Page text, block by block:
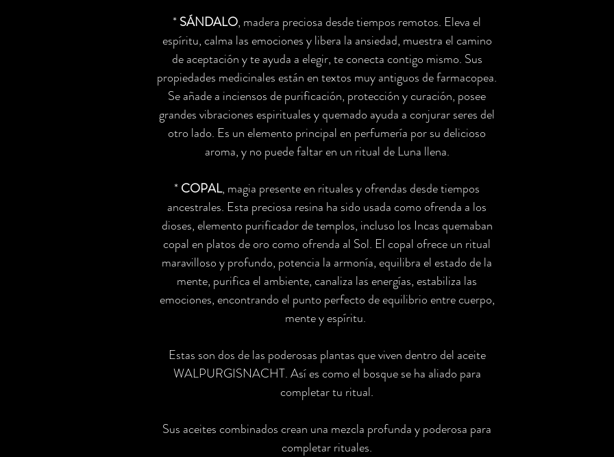
*SÁNDALO, madera preciosa desde tiempos remotos. Eleva el
espíritu, calma las emociones y libera la ansiedad, muestra el camino
de aceptación y te ayuda a elegir, te conecta contigo mismo. Sus
propiedades medicinales están en textos muy antiguos de farmacopea.
Se añade a inciensos de purificación, protección y curación, posee
grandes vibraciones espirituales y quemado ayuda a conjurar seres del
otro lado. Es un elemento principal en perfumería por su delicioso
aroma, y no puede faltar en un ritual de Luna llena.
*COPAL, magia presente en rituales y ofrendas desde tiempos
ancestrales. Esta preciosa resina ha sido usada como ofrenda a los
dioses, elemento purificador de templos, incluso los Incas quemaban
copal en platos de oro como ofrenda al Sol. El copal ofrece un ritual
maravilloso y profundo, potencia la armonía, equilibra el estado de la
mente, purifica el ambiente, canaliza las energías, estabiliza las
emociones, encontrando el punto perfecto de equilibrio entre cuerpo,
mente y espíritu.
Estas son dos de las poderosas plantas que viven dentro del aceite
WALPURGISNACHT. Así es como el bosque se ha aliado para
completar tu ritual.
Sus aceites combinados crean una mezcla profunda y poderosa para
completar rituales.